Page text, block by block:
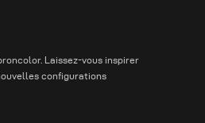
Laissez-vous inspirer
configurations